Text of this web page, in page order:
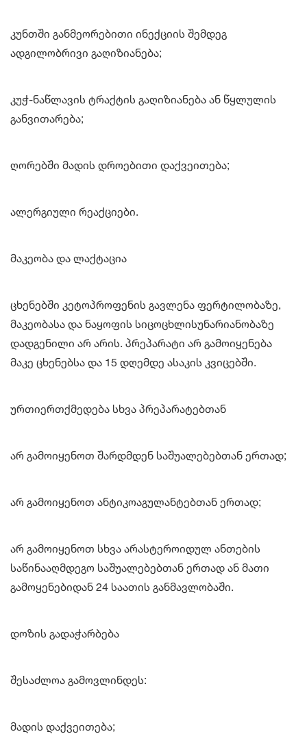
კუნთში განმეორებითი ინექციის შემდეგ
ადგილობრივი გაღიზიანება;
კუჭ-ნაწლავის ტრაქტის გაღიზიანება ან წყლულის
განვითარება;
ღორებში მადის დროებითი დაქვეითება;
ალერგიული რეაქციები.
მაკეობა და ლაქტაცია
ცხენებში კეტოპროფენის გავლენა ფერტილობაზე,
მაკეობასა და ნაყოფის სიცოცხლისუნარიანობაზე
დადგენილი არ არის. პრეპარატი არ გამოიყენება
მაკე ცხენებსა და 15 დღემდე ასაკის კვიცებში.
ურთიერთქმედება სხვა პრეპარატებთან
არ გამოიყენოთ შარდმდენ საშუალებებთან ერთად;
არ გამოიყენოთ ანტიკოაგულანტებთან ერთად;
არ გამოიყენოთ სხვა არასტეროიდულ ანთების
საწინააღმდეგო საშუალებებთან ერთად ან მათი
გამოყენებიდან 24 საათის განმავლობაში.
დოზის გადაჭარბება
შესაძლოა გამოვლინდეს:
მადის დაქვეითება;